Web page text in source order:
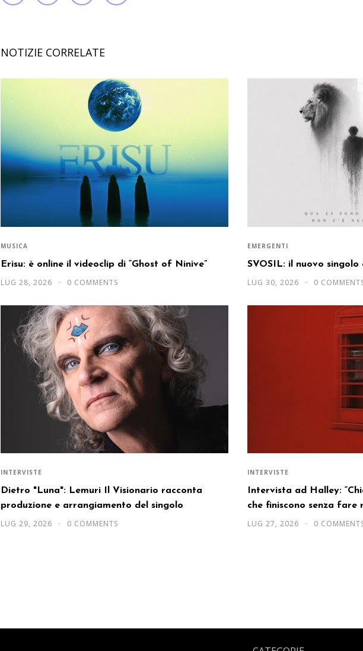
NOTIZIE CORRELATE
MUSICA
Erisu: è online il videoclip di “Ghost of Ninive”
LUG 28, 2026 0 COMMENTS
EMERGENTI
SVOSIL: il nuovo singolo
LUG 30, 2026 0
INTERVISTE
Dietro "Luna": Lemuri Il Visionario racconta
produzione e arrangiamento del singolo
LUG 29, 2026 0 COMMENTS
INTERVISTE
Intervista ad Halley:
che finiscono senza fare
LUG 27, 2026 0